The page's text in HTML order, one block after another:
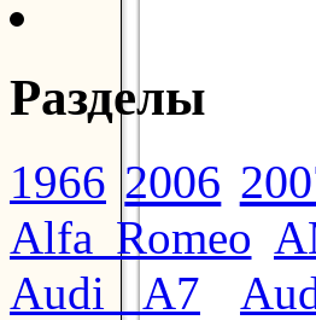
Разделы
1966 2006
Alfa Romeo
Audi A7